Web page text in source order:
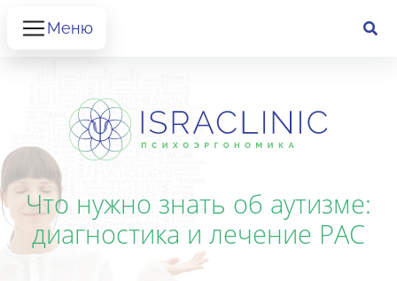
Меню
Что нужно знать об аутизме:
диагностика и лечение РАС